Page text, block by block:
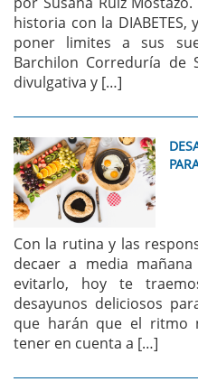
historia con la
poner limites a sus
Barchilon Correduría de
divulgativa y […]
Con la rutina y las
decaer a media
evitarlo, hoy te
desayunos deliciosos para
que harán que el ritmo
tener en cuenta a […]